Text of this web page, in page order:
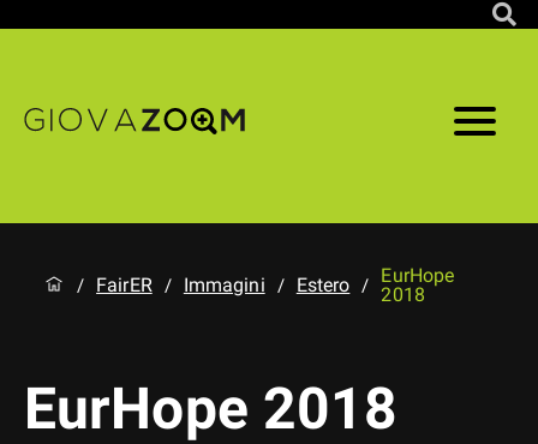
/ FairER / Immagini / Estero /
EurHope
2018
EurHope 2018